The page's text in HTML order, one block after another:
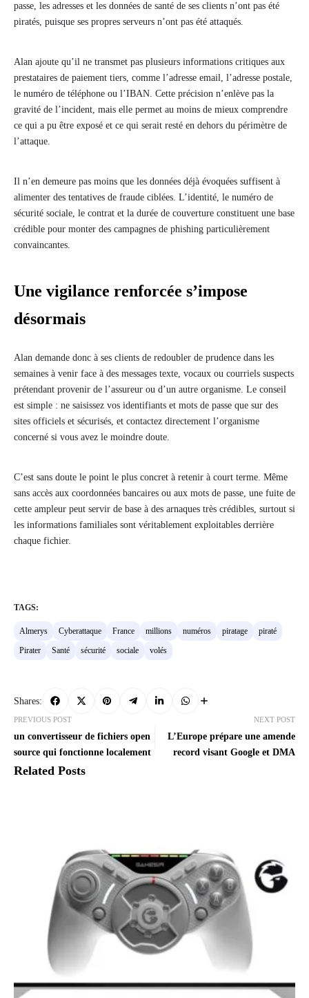
passe, les adresses et les données de santé de ses clients n’ont pas été
piratés, puisque ses propres serveurs n’ont pas été attaqués.
Alan ajoute qu’il ne transmet pas plusieurs informations critiques aux
prestataires de paiement tiers, comme l’adresse email, l’adresse postale,
le numéro de téléphone ou l’IBAN. Cette précision n’enlève pas la
gravité de l’incident, mais elle permet au moins de mieux comprendre
ce qui a pu être exposé et ce qui serait resté en dehors du périmètre de
l’attaque.
Il n’en demeure pas moins que les données déjà évoquées suffisent à
alimenter des tentatives de fraude ciblées. L’identité, le numéro de
sécurité sociale, le contrat et la durée de couverture constituent une base
crédible pour monter des campagnes de phishing particulièrement
convaincantes.
Une vigilance renforcée s’impose
désormais
Alan demande donc à ses clients de redoubler de prudence dans les
semaines à venir face à des messages texte, vocaux ou courriels suspects
prétendant provenir de l’assureur ou d’un autre organisme. Le conseil
est simple : ne saisissez vos identifiants et mots de passe que sur des
sites officiels et sécurisés, et contactez directement l’organisme
concerné si vous avez le moindre doute.
C’est sans doute le point le plus concret à retenir à court terme. Même
sans accès aux coordonnées bancaires ou aux mots de passe, une fuite de
cette ampleur peut servir de base à des arnaques très crédibles, surtout si
les informations familiales sont véritablement exploitables derrière
chaque fichier.
TAGS:
Almerys Cyberattaque France millions numéros piratage
piraté
Pirater
Santé sécurité sociale volés
Shares:
PREVIOUS POST
un convertisseur de fichiers open
source qui fonctionne localement
NEXT POST
L’Europe prépare une amende
record visant Google et DMA
Related Posts